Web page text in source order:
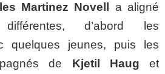
Martinez Novell
a aligné
d’abord les
quelques jeunes, puis les
de Kjetil Haug et